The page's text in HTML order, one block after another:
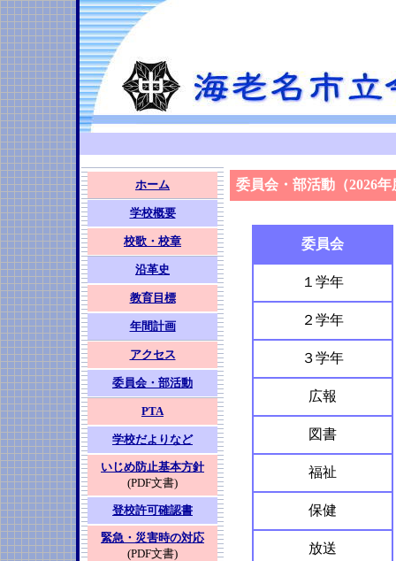
ホーム
学校概要
校歌・校章
沿革史
教育目標
年間計画
アクセス
委員会・部活動
PTA
学校だよりなど
いじめ防止基本方針
(PDF文書)
登校許可確認書
緊急・災害時の対応
(PDF文書)
委員会・部活動（2026年
委員会
１学年
２学年
３学年
広報
図書
福祉
保健
放送